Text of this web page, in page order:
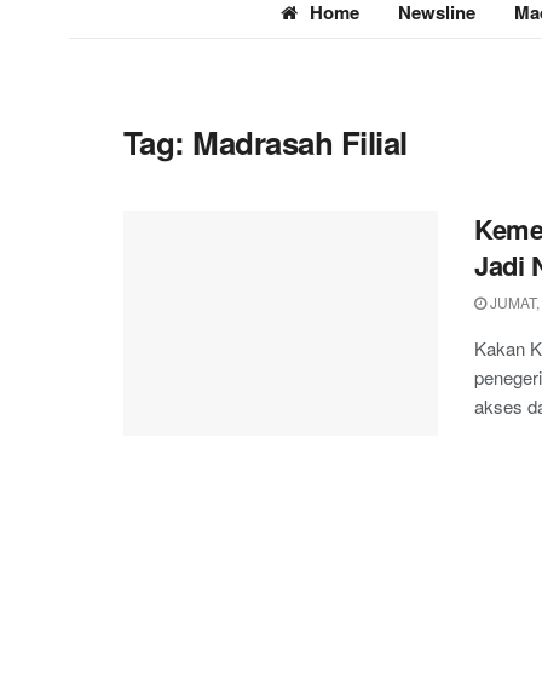
Home Newsline
Tag: Madrasah Filial
Jadi
Kakan
akses